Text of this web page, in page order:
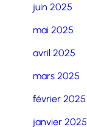
juin 2025
mai 2025
avril 2025
mars 2025
février 2025
janvier 2025